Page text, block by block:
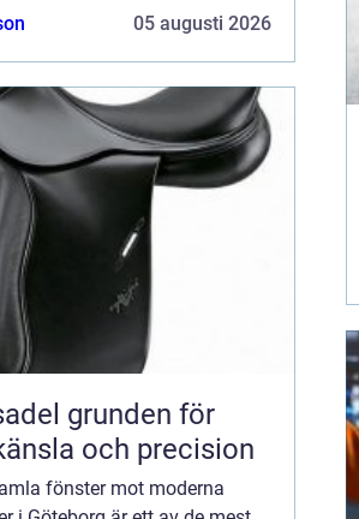
som kombinerar h&ou...
05 augusti 2026
för
och precision
fönster mot moderna